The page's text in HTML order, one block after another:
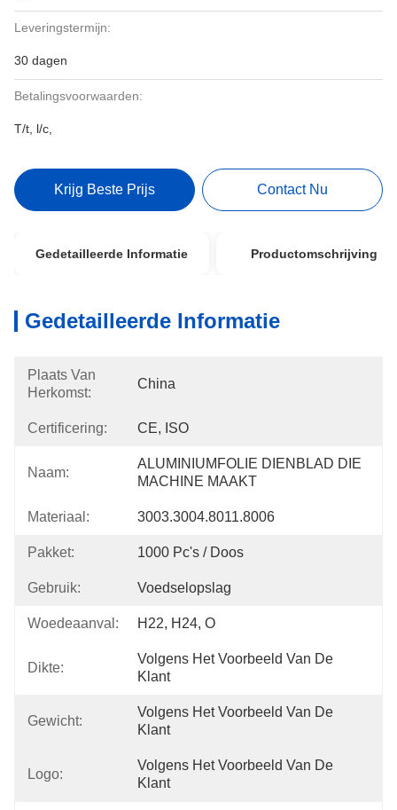
Leveringstermijn:
30 dagen
Betalingsvoorwaarden:
T/t, l/c,
Krijg Beste Prijs Contact Nu
Gedetailleerde Informatie Productomschrijving
Gedetailleerde Informatie
Plaats Van
Herkomst:
China
Certificering: CE, ISO
Naam:
ALUMINIUMFOLIE DIENBLAD DIE
MACHINE MAAKT
Materiaal: 3003.3004.8011.8006
Pakket: 1000 Pc's / Doos
Gebruik: Voedselopslag
Woedeaanval: H22, H24, O
Dikte:
Volgens Het Voorbeeld Van De
Klant
Gewicht:
Volgens Het Voorbeeld Van De
Klant
Logo:
Volgens Het Voorbeeld Van De
Klant